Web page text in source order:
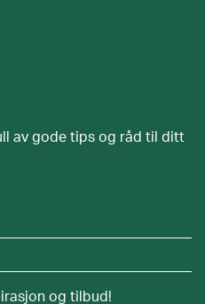
av gode tips og råd til ditt
og tilbud!